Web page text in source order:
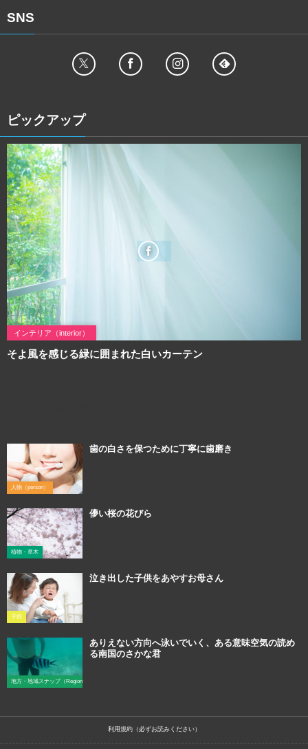
SNS
ピックアップ
インテリア（interior）
そよ風を感じる緑に囲まれた白いカーテン
人物（person）
歯の白さを保つために丁寧に歯磨き
植物・草木
儚い桜の花びら
子供
泣き出した子供をあやすお母さん
地方・地域スナップ（Region）
ありえない方向へ泳いでいく、ある意味空気の読め
る南国のさかな君
利用規約（必ずお読みください）